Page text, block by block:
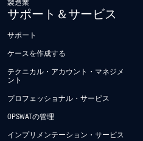
製造業
サポート＆サービス
サポート
ケースを作成する
テクニカル・アカウント・マネジメ
ント
プロフェッショナル・サービス
OPSWATの管理
インプリメンテーション・サービス